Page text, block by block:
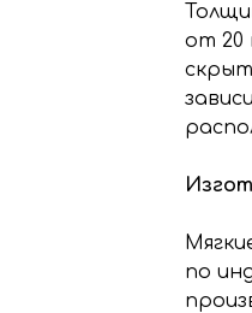
от 20
по